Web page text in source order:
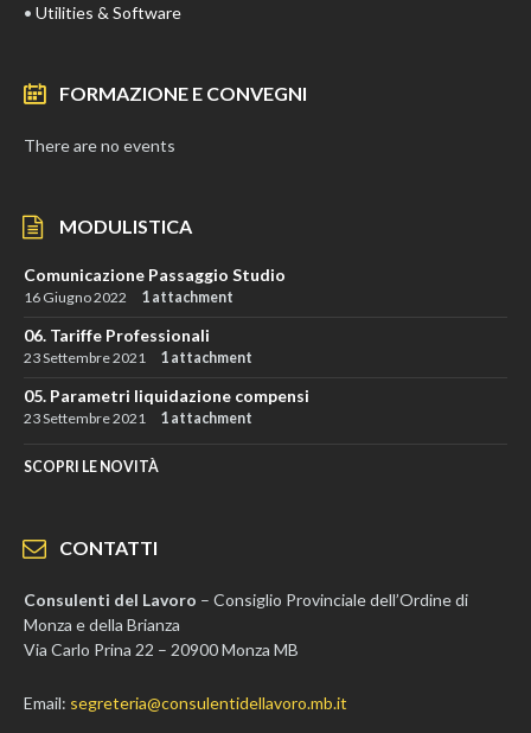
• Utilities & Software
FORMAZIONE E CONVEGNI
There are no events
MODULISTICA
Comunicazione Passaggio Studio
16 Giugno 2022 1 attachment
06. Tariffe Professionali
23 Settembre 2021 1 attachment
05. Parametri liquidazione compensi
23 Settembre 2021 1 attachment
SCOPRI LE NOVITÀ
CONTATTI
Consulenti del Lavoro – Consiglio Provinciale dell’Ordine di
Monza e della Brianza
Via Carlo Prina 22 – 20900 Monza MB
Email: segreteria@consulentidellavoro.mb.it